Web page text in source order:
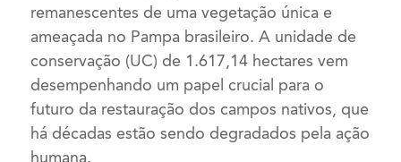
remanescentes de uma vegetação única e
ameaçada no Pampa brasileiro. A unidade de
conservação (UC) de 1.617,14 hectares vem
desempenhando um papel crucial para o
futuro da restauração dos campos nativos, que
há décadas estão sendo degradados pela ação
humana.